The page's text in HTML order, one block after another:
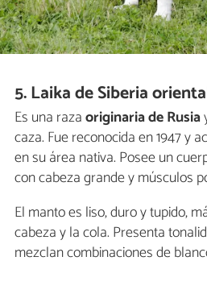
5. Laika de Siberia
Es una razaoriginaria de Rusia
caza. Fue reconocida en 1947 y
en su área nativa. Posee un
con cabeza grande y músculos
El manto es liso, duro y tupido,
cabeza y la cola. Presenta
mezclan combinaciones de